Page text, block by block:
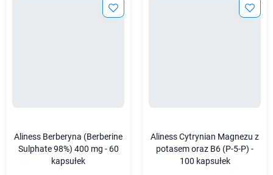
Aliness Berberyna (Berberine
Sulphate 98%) 400 mg - 60
kapsułek
Aliness Cytrynian Magnezu z
potasem oraz B6 (P-5-P) -
100 kapsułek